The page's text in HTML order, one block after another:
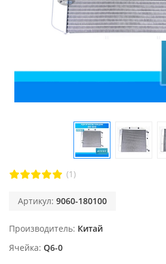
(1)
Артикул: 9060-180100
Производитель Китай
Ячейка Q6-0